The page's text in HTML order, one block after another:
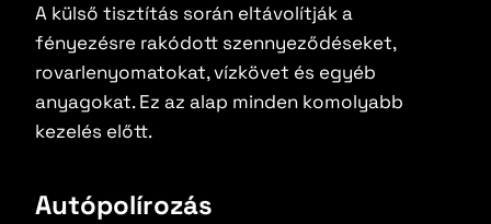
A külső tisztítás során eltávolítják a
fényezésre rakódott szennyeződéseket,
rovarlenyomatokat, vízkövet és egyéb
anyagokat. Ez az alap minden komolyabb
kezelés előtt.
Autópolírozás